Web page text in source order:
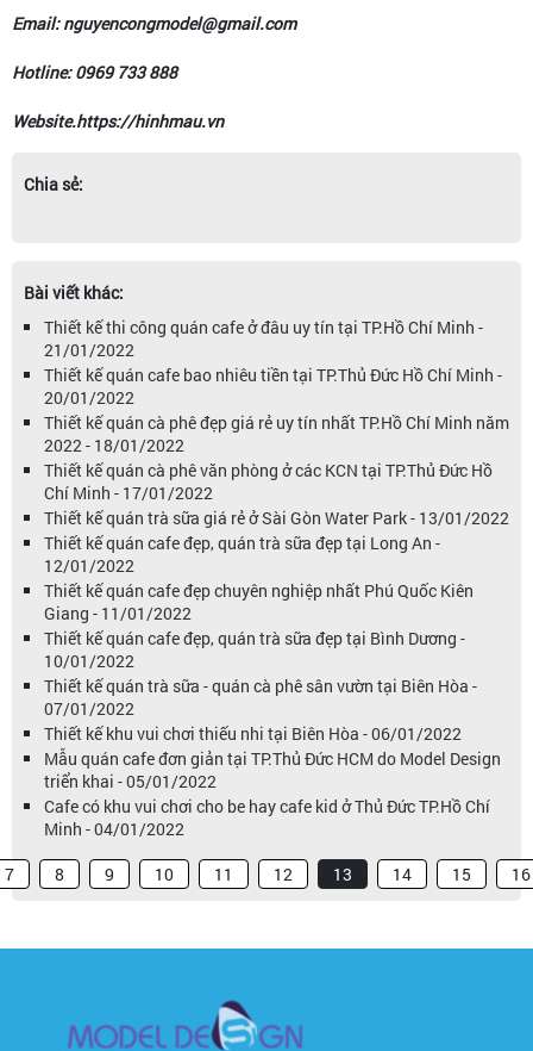
Email: nguyencongmodel@gmail.com
Hotline: 0969 733 888
Website.https://hinhmau.vn
Chia sẻ:
Bài viết khác:
Thiết kế thi công quán cafe ở đâu uy tín tại TP.Hồ Chí Minh -
21/01/2022
Thiết kế quán cafe bao nhiêu tiền tại TP.Thủ Đức Hồ Chí Minh -
20/01/2022
Thiết kế quán cà phê đẹp giá rẻ uy tín nhất TP.Hồ Chí Minh năm
2022 - 18/01/2022
Thiết kế quán cà phê văn phòng ở các KCN tại TP.Thủ Đức Hồ
Chí Minh - 17/01/2022
Thiết kế quán trà sữa giá rẻ ở Sài Gòn Water Park - 13/01/2022
Thiết kế quán cafe đẹp, quán trà sữa đẹp tại Long An -
12/01/2022
Thiết kế quán cafe đẹp chuyên nghiệp nhất Phú Quốc Kiên
Giang - 11/01/2022
Thiết kế quán cafe đẹp, quán trà sữa đẹp tại Bình Dương -
10/01/2022
Thiết kế quán trà sữa - quán cà phê sân vườn tại Biên Hòa -
07/01/2022
Thiết kế khu vui chơi thiếu nhi tại Biên Hòa - 06/01/2022
Mẫu quán cafe đơn giản tại TP.Thủ Đức HCM do Model Design
triển khai - 05/01/2022
Cafe có khu vui chơi cho be hay cafe kid ở Thủ Đức TP.Hồ Chí
Minh - 04/01/2022
7 8 9 10 11 12 13 14 15 16